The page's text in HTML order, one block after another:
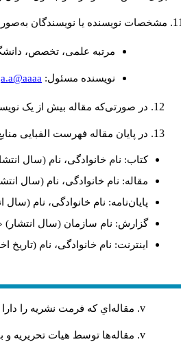
مشخصات نویسنده یا نویسندگان
مرتبه علمی، تخصص،
نويسنده مسئول: a.a@aaaa
در صورتی‌که مقاله بیش از یک
در پایان مقاله فهرست الفبایی
کتاب: نام خانوادگی، نام (سال
مقاله: نام خانوادگی، نام (سال
پایان‌نامه: نام خانوادگی، نام
گزارش: نام سازمان (سال انتشار)
اینترنت: نام خانوادگی، نام
مقاله‌اي كه فرمت نشريه را
مقاله‌ها توسط هیات